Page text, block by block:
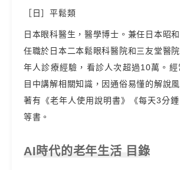
［日］平鬆類
日本眼科醫生，醫學博士。兼任日本昭
任職於日本二本鬆眼科醫院和三友堂醫
年人診療經驗，看診人次超過10萬。
目中講解相關知識，因通俗易懂的解說
著有《老年人使用說明書》《每天3分鍾
等書。
AI時代的老年生活 目錄